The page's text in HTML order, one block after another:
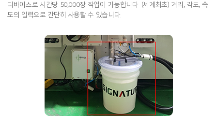
디바이스로 시간당 50,000장 작업이 가능합니다. (세계최초) 거리, 각도, 속
도의 입력으로 간단히 사용할 수 있습니다.